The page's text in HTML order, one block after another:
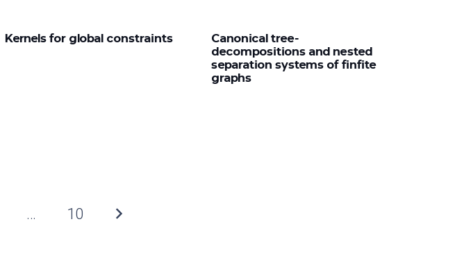
Kernels for global constraints
Canonical tree-
decompositions and nested
separation systems of finfite
graphs
… 10